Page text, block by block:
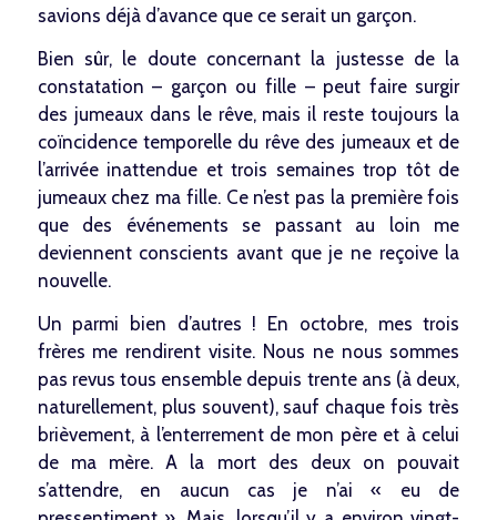
savions déjà d’avance que ce serait un garçon.
Bien sûr, le doute concernant la justesse de la
constatation – garçon ou fille – peut faire surgir
des jumeaux dans le rêve, mais il reste toujours la
coïncidence temporelle du rêve des jumeaux et de
l’arrivée inattendue et trois semaines trop tôt de
jumeaux chez ma fille. Ce n’est pas la première fois
que des événements se passant au loin me
deviennent conscients avant que je ne reçoive la
nouvelle.
Un parmi bien d’autres ! En octobre, mes trois
frères me rendirent visite. Nous ne nous sommes
pas revus tous ensemble depuis trente ans (à deux,
naturellement, plus souvent), sauf chaque fois très
brièvement, à l’enterrement de mon père et à celui
de ma mère. A la mort des deux on pouvait
s’attendre, en aucun cas je n’ai « eu de